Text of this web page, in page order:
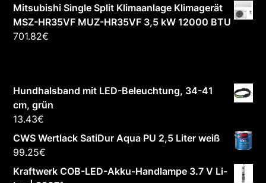
Mitsubishi Single Split Klimaanlage Klimagerät
MSZ-HR35VF MUZ-HR35VF 3,5 kW 12000 BTU
701.82€
Hundhalsband mit LED-Beleuchtung, 34-41
cm, grün
13.43€
CWS Wertlack SatiDur Aqua PU 2,5 Liter weiß
99.25€
Kraftwerk COB-LED-Akku-Handlampe 3.7 V Li-